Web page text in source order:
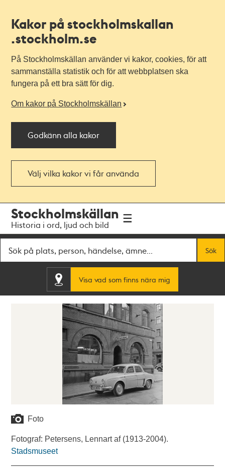
Kakor på stockholmskallan
.stockholm.se
På Stockholmskällan använder vi kakor, cookies, för att
sammanställa statistik och för att webbplatsen ska
fungera på ett bra sätt för dig.
Om kakor på Stockholmskällan
Godkänn alla kakor
Välj vilka kakor vi får använda
navigationen
huvudinnehållet
Stockholmskällan
Historia i ord, ljud och bild
Sök
Visa vad som finns nära mig
Foto
Fotograf: Petersens, Lennart af (1913-2004).
Stadsmuseet